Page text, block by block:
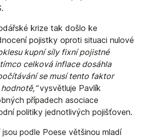
krize tak došlo ke
pojistky oproti situaci nulové
kupní síly fixní pojistné
celková inflace dosáhla
se musí tento faktor
vysvětluje Pavlík
případech asociace
politiky jednotlivých pojišťoven.
podle Poese většinou mladí